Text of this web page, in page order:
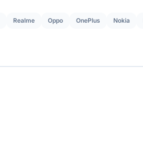
Nokia
OnePlus
Oppo
Realme